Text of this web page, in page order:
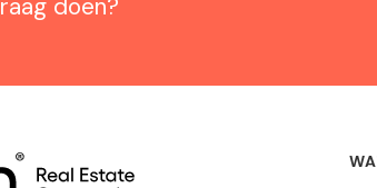
doen?